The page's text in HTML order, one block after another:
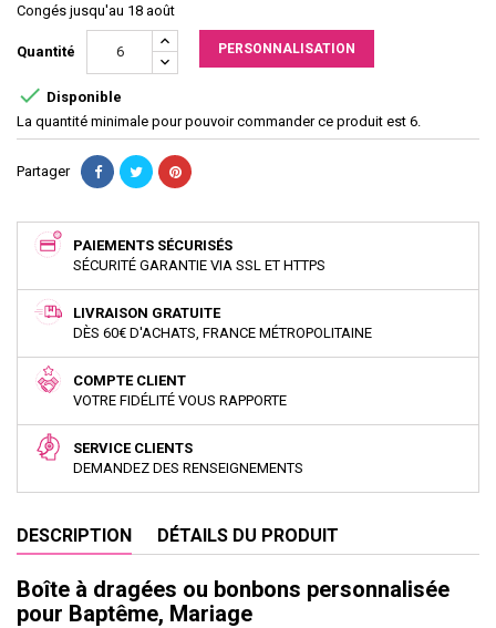
Congés jusqu'au 18 août
Quantité PERSONNALISATION
 Disponible
La quantité minimale pour pouvoir commander ce produit est 6.
Partager
PAIEMENTS SÉCURISÉS
SÉCURITÉ GARANTIE VIA SSL ET HTTPS
LIVRAISON GRATUITE
DÈS 60€ D'ACHATS, FRANCE MÉTROPOLITAINE
COMPTE CLIENT
VOTRE FIDÉLITÉ VOUS RAPPORTE
SERVICE CLIENTS
DEMANDEZ DES RENSEIGNEMENTS
DESCRIPTION DÉTAILS DU PRODUIT
Boîte à dragées ou bonbons personnalisée
pour Baptême, Mariage